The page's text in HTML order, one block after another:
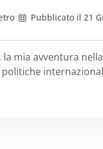
Pubblicato il 21
mia avventura